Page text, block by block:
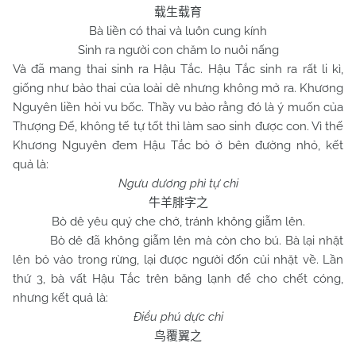
载生载育
Bà liền có thai và luôn cung kính
Sinh ra người con chăm lo nuôi nấng
Và đã mang thai sinh ra Hậu Tắc. Hậu Tắc sinh ra rất li kì,
giống như bào thai của loài dê nhưng không mở ra. Khương
Nguyên liền hỏi vu bốc. Thầy vu bảo rằng đó là ý muốn của
Thượng Đế, không tế tự tốt thì làm sao sinh được con. Vì thế
Khương Nguyên đem Hậu Tắc bỏ ở bên đường nhỏ, kết
quả là:
Ngưu dương phì tự chi
牛羊腓字之
Bò dê yêu quý che chở, tránh không giẫm lên.
Bò dê đã không giẫm lên mà còn cho bú. Bà lại nhặt
lên bỏ vào trong rừng, lại được người đốn củi nhặt về. Lần
thứ 3, bà vất Hậu Tắc trên băng lạnh để cho chết cóng,
nhưng kết quả là:
Điểu phú dực chi
鸟覆翼之